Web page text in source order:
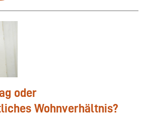
oder
Wohnverhältnis?